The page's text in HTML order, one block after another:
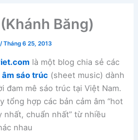
Băng)
/Tháng 6 25, 2013
là một blog chia sẻ các
âm sáo trúc (sheet music) dành
đam mê sáo trúc tại Việt Nam.
tổng hợp các bản cảm âm “hot
nhất, chuẩn nhất” từ nhiều
nhau